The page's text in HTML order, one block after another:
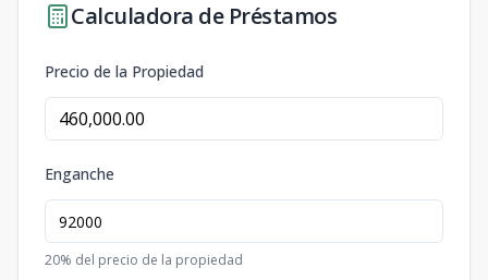
Calculadora de Préstamos
Precio de la Propiedad
Enganche
20% del precio de la propiedad